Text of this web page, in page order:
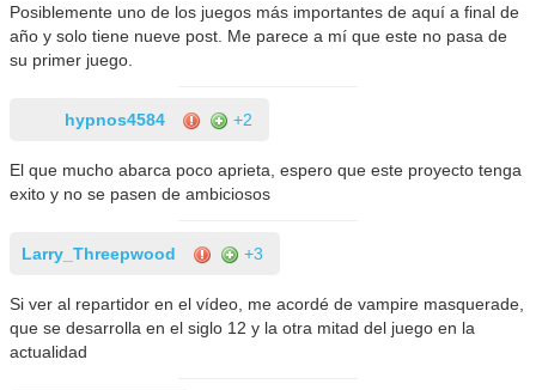
Posiblemente uno de los juegos más importantes de aquí a final de
año y solo tiene nueve post. Me parece a mí que este no pasa de
su primer juego.
hypnos4584 +2
El que mucho abarca poco aprieta, espero que este proyecto tenga
exito y no se pasen de ambiciosos
Larry_Threepwood +3
Si ver al repartidor en el vídeo, me acordé de vampire masquerade,
que se desarrolla en el siglo 12 y la otra mitad del juego en la
actualidad